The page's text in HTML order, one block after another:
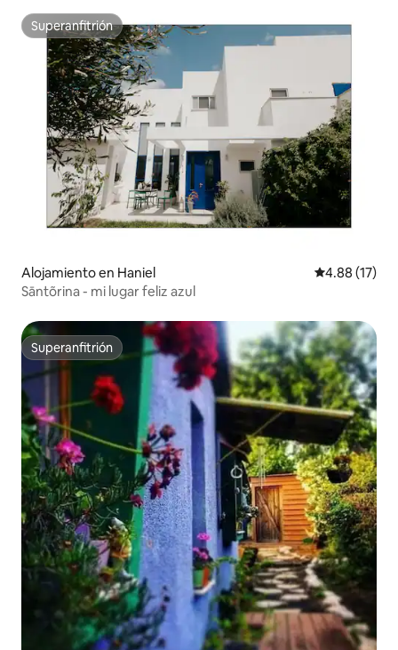
Superanfitrión
Superanfitrión
Alojamiento en Haniel Calificación
4.88 (17)
Sāntõrina - mi lugar feliz azul
Superanfitrión
Superanfitrión